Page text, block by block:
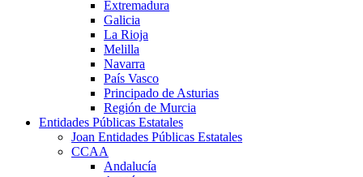
Extremadura
Galicia
La Rioja
Melilla
Navarra
País Vasco
Principado de Asturias
Región de Murcia
Entidades Públicas Estatales
Joan Entidades Públicas Estatales
CCAA
Andalucía